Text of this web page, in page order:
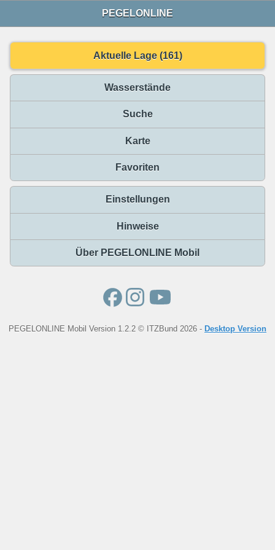
PEGELONLINE
Aktuelle Lage (161)
Wasserstände
Suche
Karte
Favoriten
Einstellungen
Hinweise
Über PEGELONLINE Mobil
PEGELONLINE Mobil Version 1.2.2 © ITZBund 2026 - Desktop Version